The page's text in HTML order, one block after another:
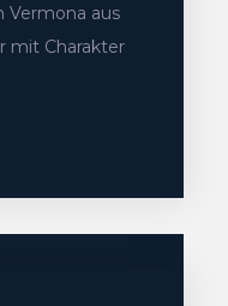
Vermona aus
mit Charakter